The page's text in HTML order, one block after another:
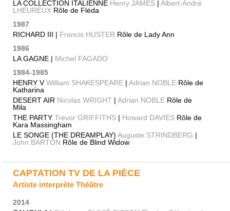
LA COLLECTION ITALIENNE Henry JAMES | Albert-André
LHEUREUX Rôle de Fléda
1987
RICHARD III | Francis HUSTER Rôle de Lady Ann
1986
LA GAGNE | Michel FAGADO
1984-1985
HENRY VWilliam SHAKESPEARE | Adrian NOBLE Rôle de
Katharina
DESERT AIR Nicolas WRIGHT | Adrian NOBLE Rôle de
Mila
THE PARTY Trevor GRIFFITHS | Howard DAVIES Rôle de
Kara Massingham
LE SONGE (THE DREAMPLAY) Auguste STRINDBERG |
John BARTON Rôle de Blind Widow
CAPTATION TV DE LA PIÈCE
Artiste interprète Théâtre
2014